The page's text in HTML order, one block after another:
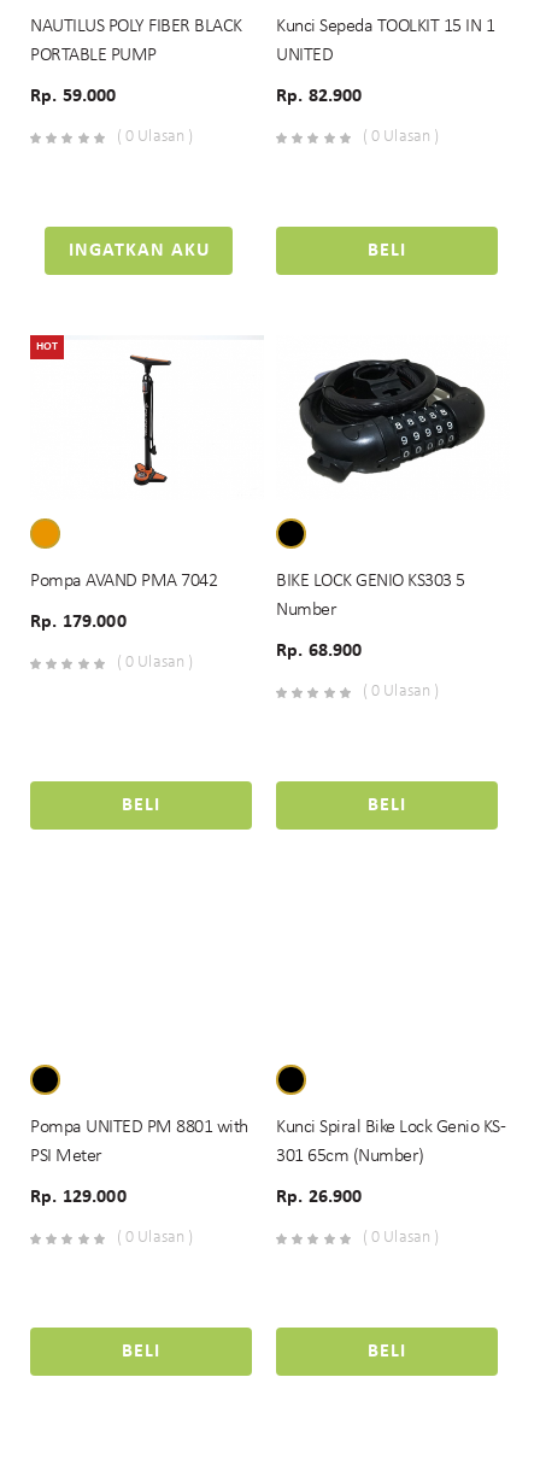
NAUTILUS POLY FIBER BLACK
PORTABLE PUMP
Rp. 59.000
( 0 Ulasan )
INGATKAN AKU
Kunci Sepeda TOOLKIT 15 IN 1
UNITED
Rp. 82.900
( 0 Ulasan )
BELI
HOT
Pompa AVAND PMA 7042
Rp. 179.000
( 0 Ulasan )
BELI
BIKE LOCK GENIO KS303 5
Number
Rp. 68.900
( 0 Ulasan )
BELI
Pompa UNITED PM 8801 with
PSI Meter
Rp. 129.000
( 0 Ulasan )
BELI
Kunci Spiral Bike Lock Genio KS-
301 65cm (Number)
Rp. 26.900
( 0 Ulasan )
BELI